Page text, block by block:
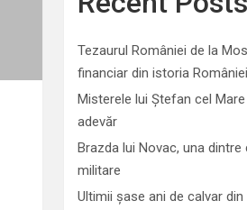
Tezaurul României de la
financiar din istoria României
Misterele lui Ștefan cel
adevăr
Brazda lui Novac, una
militare
Ultimii șase ani de calvar